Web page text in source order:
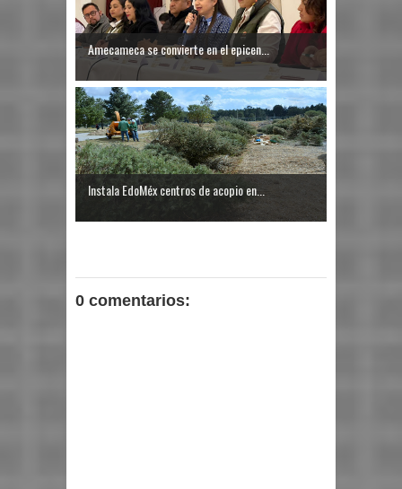
Amecameca se convierte en el epicen...
Instala EdoMéx centros de acopio en...
0 comentarios: